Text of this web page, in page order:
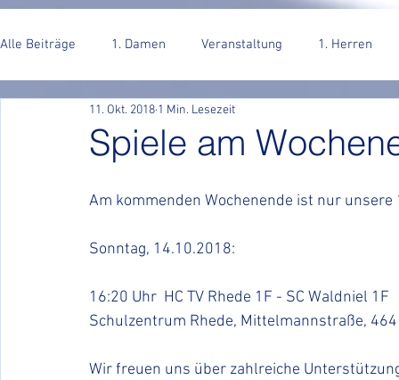
Alle Beiträge 1. Damen Veranstaltung 1. Herren
Spiele am
11. Okt. 2018 1 Min. Lesezeit
Am kommenden Wochenende ist nur unsere
Sonntag, 14.10.2018:
16:20 Uhr  HC TV Rhede 1F - SC Waldniel 1F
Schulzentrum Rhede, Mittelmannstraße,
Wir freuen uns über zahlreiche